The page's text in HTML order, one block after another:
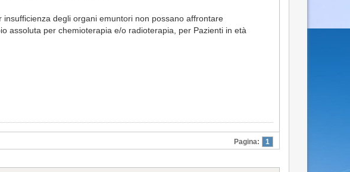
degli organi emuntori non possano affrontare
assoluta per chemioterapia e/o radioterapia, per Pazienti in età
Pagina: 1